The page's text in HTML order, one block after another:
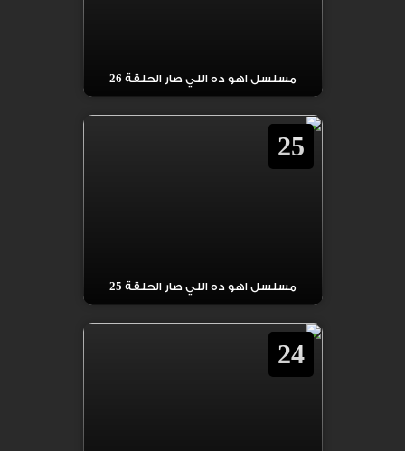
مسلسل اهو ده اللي صار الحلقة 26
25
مسلسل اهو ده اللي صار الحلقة 25
24